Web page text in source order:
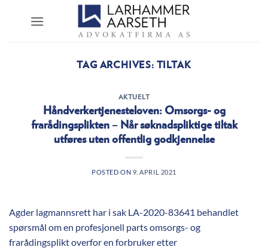
TAG ARCHIVES: TILTAK
AKTUELT
Håndverkertjenesteloven: Omsorgs- og
frarådingsplikten – Når søknadspliktige tiltak
utføres uten offentlig godkjennelse
POSTED ON 9. APRIL 2021
Agder lagmannsrett har i sak LA-2020-83641 behandlet
spørsmål om en profesjonell parts omsorgs- og
frarådingsplikt overfor en forbruker etter